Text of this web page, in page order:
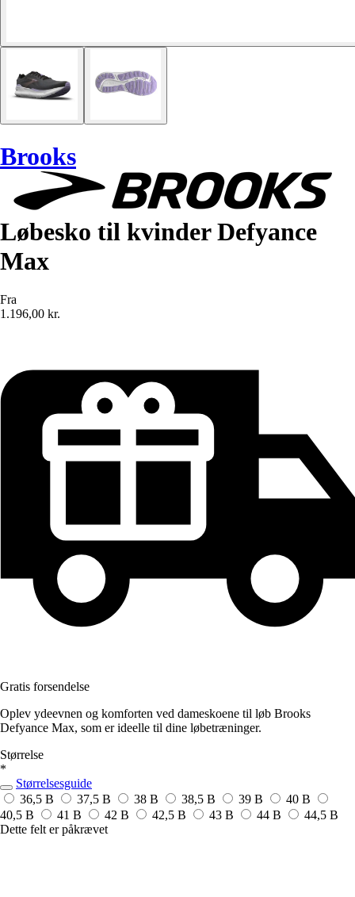
Brooks
Løbesko til kvinder Defyance
Max
Fra
1.196,00 kr.
Gratis forsendelse
Oplev ydeevnen og komforten ved dameskoene til løb Brooks
Defyance Max, som er ideelle til dine løbetræninger.
Størrelse
*
Størrelsesguide
36,5 B
37,5 B 38 B 38,5 B 39 B
40 B
40,5 B
41 B 42 B 42,5 B 43 B 44 B
44,5 B
Dette felt er påkrævet